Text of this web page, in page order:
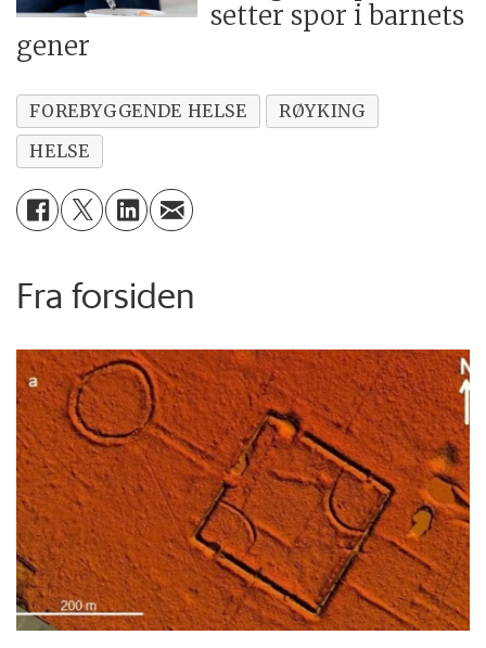
setter spor i barnets
gener
FOREBYGGENDE HELSE
RØYKING
HELSE
Fra forsiden